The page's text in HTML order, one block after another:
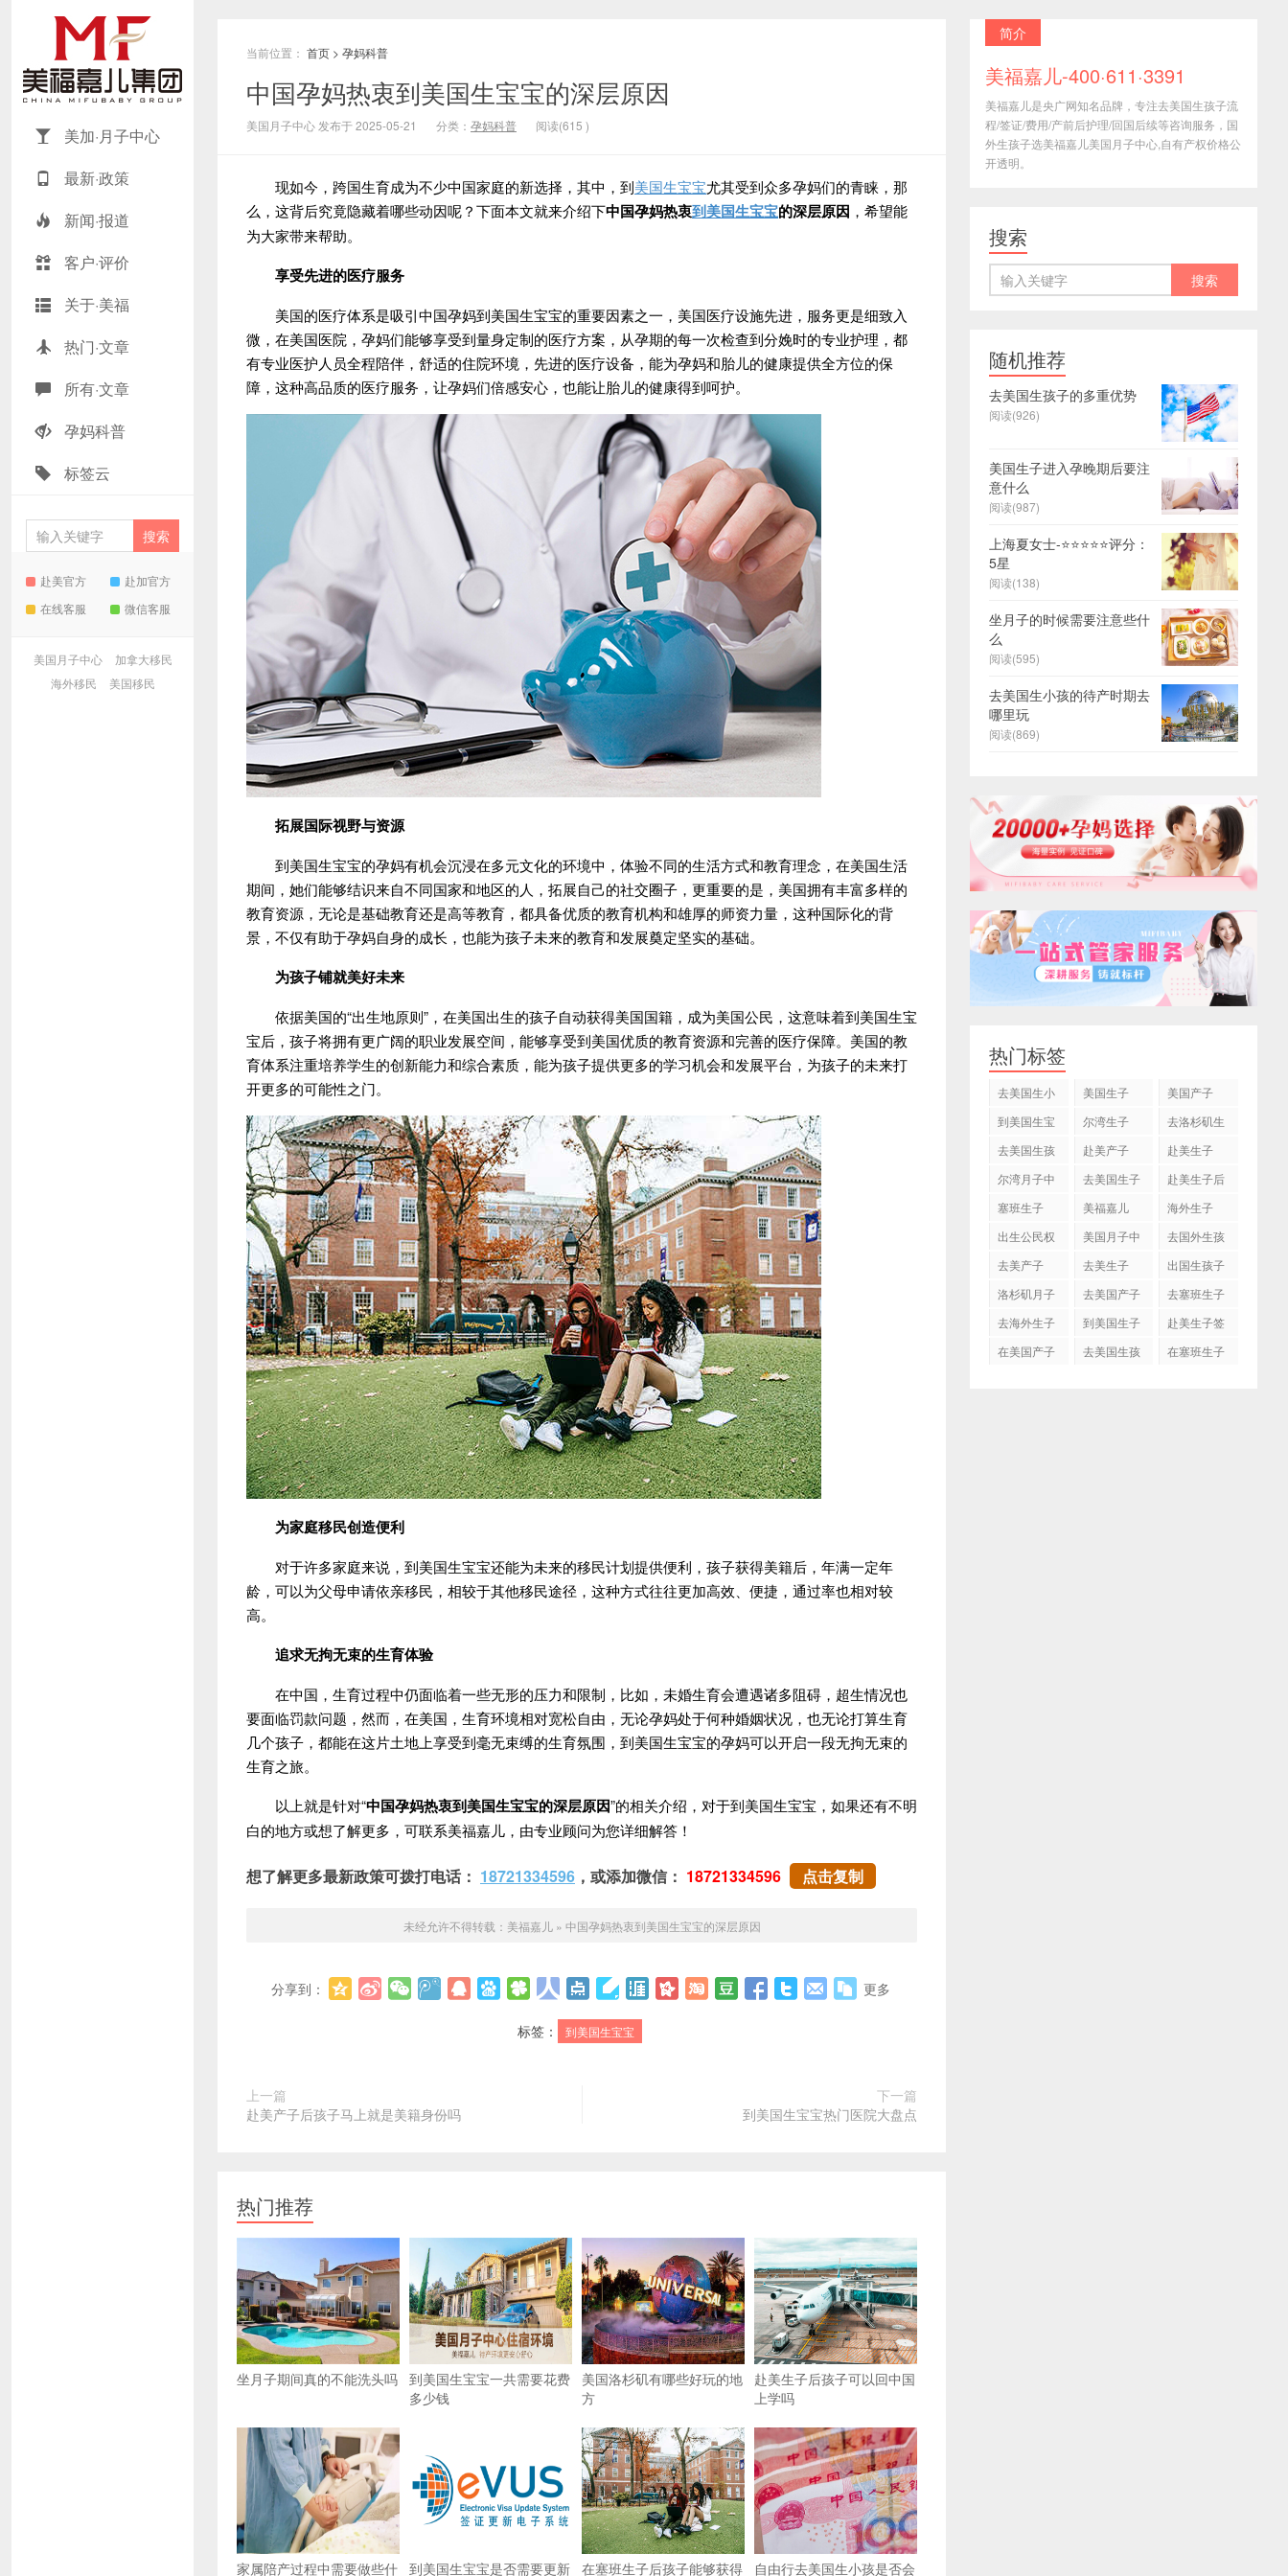
美加·月子中心
最新·政策
新闻·报道
客户·评价
关于·美福
热门·文章
所有·文章
孕妈科普
标签云
赴美官方
赴加官方
在线客服
微信客服
美国月子中心
加拿大移民
海外移民
美国移民
当前位置： 首页 > 孕妈科普
中国孕妈热衷到美国生宝宝的深层原因
美国月子中心 发布于 2025-05-21 分类： 孕妈科普 阅读(615 )
现如今，跨国生育成为不少中国家庭的新选择，其中，到美国生宝宝尤其受到众多孕妈们的青睐，那
么，这背后究竟隐藏着哪些动因呢？下面本文就来介绍下中国孕妈热衷到美国生宝宝的深层原因 ，希望能
为大家带来帮助。
享受先进的医疗服务
美国的医疗体系是吸引中国孕妈到美国生宝宝的重要因素之一，美国医疗设施先进，服务更是细致入
微，在美国医院，孕妈们能够享受到量身定制的医疗方案，从孕期的每一次检查到分娩时的专业护理，都
有专业医护人员全程陪伴，舒适的住院环境，先进的医疗设备，能为孕妈和胎儿的健康提供全方位的保
障，这种高品质的医疗服务，让孕妈们倍感安心，也能让胎儿的健康得到呵护。
拓展国际视野与资源
到美国生宝宝的孕妈有机会沉浸在多元文化的环境中，体验不同的生活方式和教育理念，在美国生活
期间，她们能够结识来自不同国家和地区的人，拓展自己的社交圈子，更重要的是，美国拥有丰富多样的
教育资源，无论是基础教育还是高等教育，都具备优质的教育机构和雄厚的师资力量，这种国际化的背
景，不仅有助于孕妈自身的成长，也能为孩子未来的教育和发展奠定坚实的基础。
为孩子铺就美好未来
依据美国的“出生地原则”，在美国出生的孩子自动获得美国国籍，成为美国公民，这意味着到美国生宝
宝后，孩子将拥有更广阔的职业发展空间，能够享受到美国优质的教育资源和完善的医疗保障。美国的教
育体系注重培养学生的创新能力和综合素质，能为孩子提供更多的学习机会和发展平台，为孩子的未来打
开更多的可能性之门。
为家庭移民创造便利
对于许多家庭来说，到美国生宝宝还能为未来的移民计划提供便利，孩子获得美籍后，年满一定年
龄，可以为父母申请依亲移民，相较于其他移民途径，这种方式往往更加高效、便捷，通过率也相对较
高。
追求无拘无束的生育体验
在中国，生育过程中仍面临着一些无形的压力和限制，比如，未婚生育会遭遇诸多阻碍，超生情况也
要面临罚款问题，然而，在美国，生育环境相对宽松自由，无论孕妈处于何种婚姻状况，也无论打算生育
几个孩子，都能在这片土地上享受到毫无束缚的生育氛围，到美国生宝宝的孕妈可以开启一段无拘无束的
生育之旅。
以上就是针对“中国孕妈热衷到美国生宝宝的深层原因”的相关介绍，对于到美国生宝宝，如果还有不明
白的地方或想了解更多，可联系美福嘉儿，由专业顾问为您详细解答！
想了解更多最新政策可拨打电话： 18721334596 ，或添加微信： 18721334596 点击复制
未经允许不得转载： 美福嘉儿» 中国孕妈热衷到美国生宝宝的深层原因
分享到： 更多
标签： 到美国生宝宝
上一篇
赴美产子后孩子马上就是美籍身份吗
下一篇
到美国生宝宝热门医院大盘点
热门推荐
坐月子期间真的不能洗头吗 到美国生宝宝一共需要花费
多少钱
美国洛杉矶有哪些好玩的地
方
赴美生子后孩子可以回中国
上学吗
家属陪产过程中需要做些什 到美国生宝宝是否需要更新 在塞班生子后孩子能够获得 自由行去美国生小孩是否会
简介
美福嘉儿-400·611·3391
美福嘉儿是央广网知名品牌，专注去美国生孩子流
程/签证/费用/产前后护理/回国后续等咨询服务，国
外生孩子选美福嘉儿美国月子中心,自有产权价格公
开透明。
搜索
随机推荐
去美国生孩子的多重优势
阅读(926)
美国生子进入孕晚期后要注
意什么
阅读(987)
上海夏女士-⭐⭐⭐⭐⭐评分：
5星
阅读(138)
坐月子的时候需要注意些什
么
阅读(595)
去美国生小孩的待产时期去
哪里玩
阅读(869)
热门标签
去美国生小
美国生子
美国产子
到美国生宝
尔湾生子
去洛杉矶生
去美国生孩
赴美产子
赴美生子
尔湾月子中
去美国生子
赴美生子后
塞班生子
美福嘉儿
海外生子
出生公民权
美国月子中
去国外生孩
去美产子 去美生子
出国生孩子
洛杉矶月子
去美国产子
去塞班生子
去海外生子
到美国生子
赴美生子签
在美国产子
去美国生孩
在塞班生子